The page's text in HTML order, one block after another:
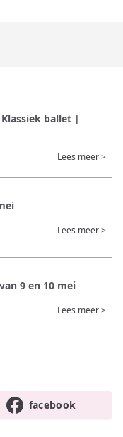
ballet |
Lees meer >
Lees meer >
9 en 10 mei
Lees meer >
facebook